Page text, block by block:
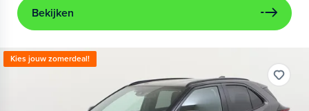
Bekijken
Kies jouw zomerdeal!